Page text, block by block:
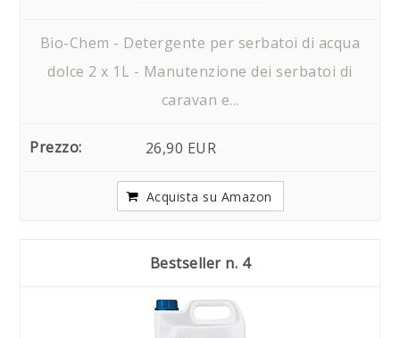
Bio-Chem - Detergente per serbatoi di acqua
dolce 2 x 1L - Manutenzione dei serbatoi di
caravan e...
26,90 EUR
Acquista su Amazon
4